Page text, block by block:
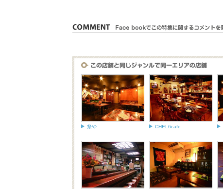
祭や CHEL6cafe